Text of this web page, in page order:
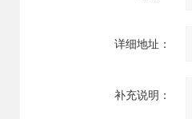
详细地址：
补充说明：